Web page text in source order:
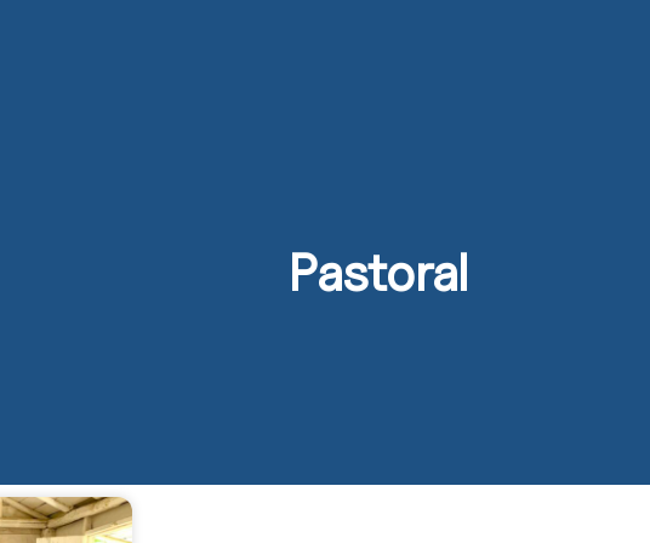
Pastoral